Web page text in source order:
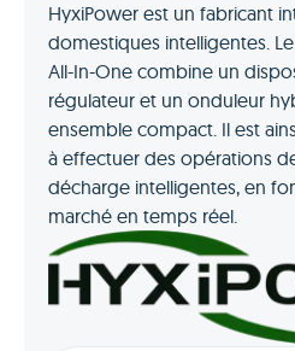
HyxiPower est un fabricant
domestiques intelligentes.
All-In-One combine un
régulateur et un onduleur
ensemble compact. Il est
à effectuer des opérations
décharge intelligentes, en
marché en temps réel.